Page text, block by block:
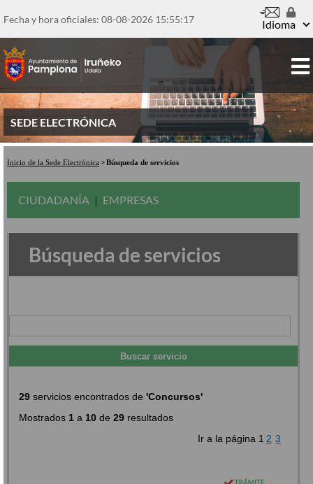
al
principal
Fecha y hora oficiales: 08-08-2026 15:55:17 Idioma
SEDE ELECTRÓNICA
Inicio de la Sede Electrónica Búsqueda de servicios
CIUDADANÍA EMPRESAS
Búsqueda de servicios
29 servicios encontrados de 'Concursos'
Mostrados 1 a 10 de 29 resultados
Ir a la página 1 2 3